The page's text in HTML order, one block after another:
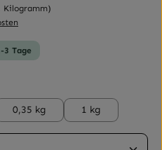
Kilogramm)
Tage
0,35 kg 1 kg
gewünschten Wert ein